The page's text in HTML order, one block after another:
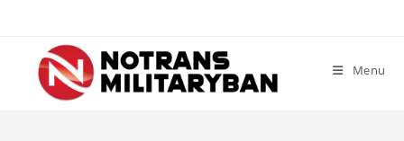
content
Menu